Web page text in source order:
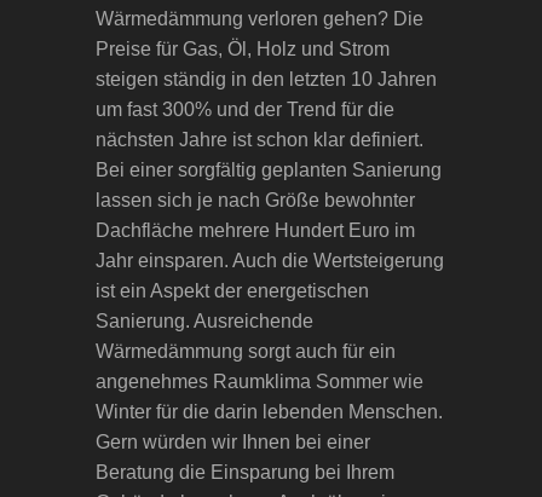
Wärmedämmung verloren gehen? Die
Preise für Gas, Öl, Holz und Strom
steigen ständig in den letzten 10 Jahren
um fast 300% und der Trend für die
nächsten Jahre ist schon klar definiert.
Bei einer sorgfältig geplanten Sanierung
lassen sich je nach Größe bewohnter
Dachfläche mehrere Hundert Euro im
Jahr einsparen. Auch die Wertsteigerung
ist ein Aspekt der energetischen
Sanierung. Ausreichende
Wärmedämmung sorgt auch für ein
angenehmes Raumklima Sommer wie
Winter für die darin lebenden Menschen.
Gern würden wir Ihnen bei einer
Beratung die Einsparung bei Ihrem